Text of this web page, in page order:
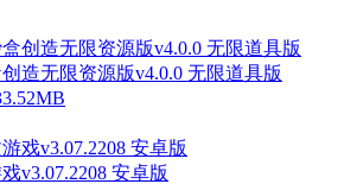
创造无限资源版v4.0.0 无限道具版
v3.07.2208 安卓版